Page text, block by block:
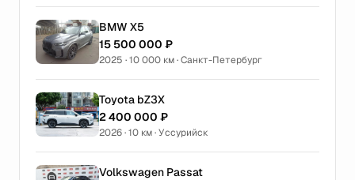
BMW X5
15 500 000 ₽
2025 · 10 000 км · Санкт-Петербург
Toyota bZ3X
2 400 000 ₽
2026 · 10 км · Уссурийск
Volkswagen Passat